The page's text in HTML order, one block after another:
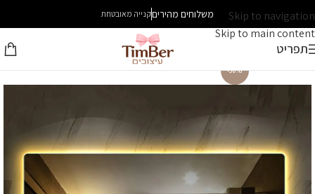
Skip to navigation
Skip to main content
משלוחים מהיריםקנייה מאובטחת
תפריט
-30%